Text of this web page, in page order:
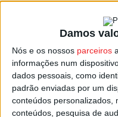
Damos
Nós e os nossos parceiros
informações num
dados pessoais, como
padrão enviadas por um
conteúdos personalizados,
conteúdos, pesquisa de
Associações de
Nas últimas eleições
Tondela, com 44,92%
encabeçada por José
renunciar ao mandato